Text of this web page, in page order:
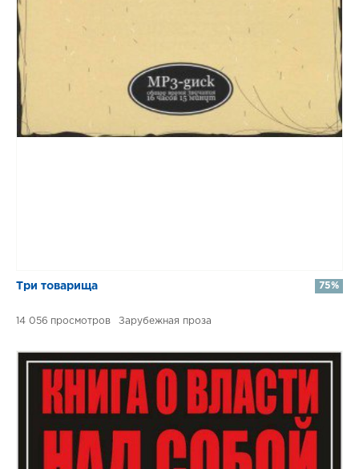
​​Три товарища
14 056 Зарубежная проза
75%